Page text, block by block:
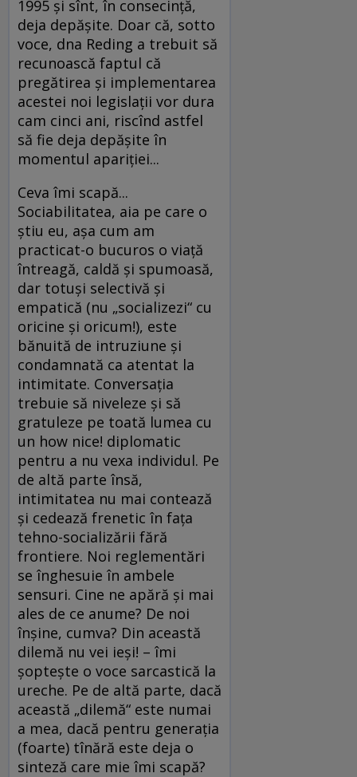
1995 şi sînt, în consecinţă,
deja depăşite. Doar că, sotto
voce, dna Reding a trebuit să
recunoască faptul că
pregătirea şi implementarea
acestei noi legislaţii vor dura
cam cinci ani, riscînd astfel
să fie deja depăşite în
momentul apariţiei...
Ceva îmi scapă...
Sociabilitatea, aia pe care o
ştiu eu, aşa cum am
practicat-o bucuros o viaţă
întreagă, caldă şi spumoasă,
dar totuşi selectivă şi
empatică (nu „socializezi“ cu
oricine şi oricum!), este
bănuită de intruziune şi
condamnată ca atentat la
intimitate. Conversaţia
trebuie să niveleze şi să
gratuleze pe toată lumea cu
un how nice! diplomatic
pentru a nu vexa individul. Pe
de altă parte însă,
intimitatea nu mai contează
şi cedează frenetic în faţa
tehno-socializării fără
frontiere. Noi reglementări
se înghesuie în ambele
sensuri. Cine ne apără şi mai
ales de ce anume? De noi
înşine, cumva? Din această
dilemă nu vei ieşi! – îmi
şopteşte o voce sarcastică la
ureche. Pe de altă parte, dacă
această „dilemă“ este numai
a mea, dacă pentru generaţia
(foarte) tînără este deja o
sinteză care mie îmi scapă?